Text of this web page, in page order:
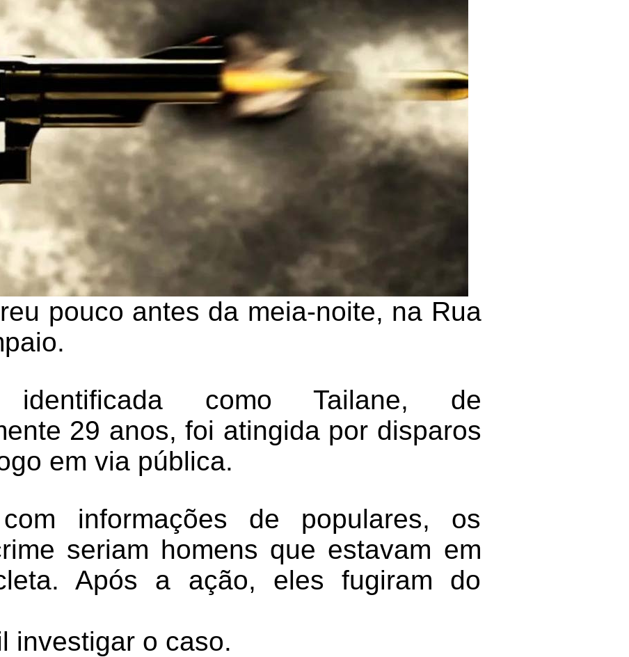
pouco antes da meia-noite, na Rua
como Tailane, de
29 anos, foi atingida por disparos
em via pública.
informações de populares, os
seriam homens que estavam em
Após a ação, eles fugiram do
investigar o caso.